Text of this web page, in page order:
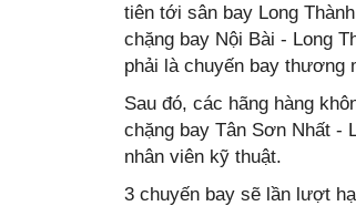
tiên tới sân bay Long
chặng bay Nội Bài - Long
phải là chuyến bay thương
Sau đó, các hãng hàng
chặng bay Tân Sơn Nhất -
nhân viên kỹ thuật.
3 chuyến bay sẽ lần lượt